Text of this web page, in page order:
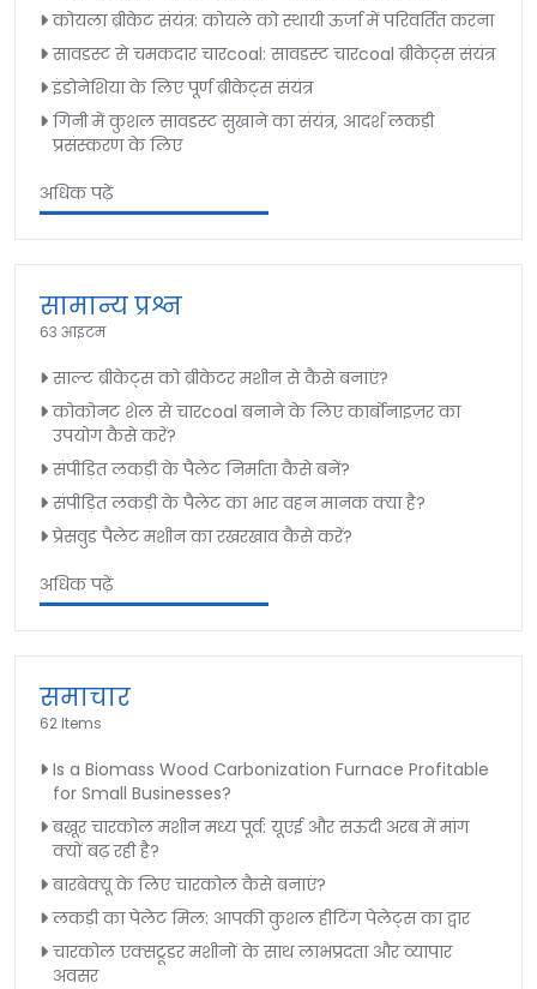
कोयला ब्रीकेट संयंत्र: कोयले को स्थायी ऊर्जा में परिवर्तित करना
सावडस्ट से चमकदार चारcoal: सावडस्ट चारcoal ब्रीकेट्स संयंत्र
इंडोनेशिया के लिए पूर्ण ब्रीकेट्स संयंत्र
गिनी में कुशल सावडस्ट सुखाने का संयंत्र, आदर्श लकड़ी
प्रसंस्करण के लिए
अधिक पढ़ें
सामान्य प्रश्न
63 आइटम
साल्ट ब्रीकेट्स को ब्रीकेटर मशीन से कैसे बनाएं?
कोकोनट शेल से चारcoal बनाने के लिए कार्बोनाइज़र का
उपयोग कैसे करें?
संपीड़ित लकड़ी के पैलेट निर्माता कैसे बनें?
संपीड़ित लकड़ी के पैलेट का भार वहन मानक क्या है?
प्रेसवुड पैलेट मशीन का रखरखाव कैसे करें?
अधिक पढ़ें
समाचार
62 Items
Is a Biomass Wood Carbonization Furnace Profitable
for Small Businesses?
बख़ूर चारकोल मशीन मध्य पूर्व: यूएई और सऊदी अरब में मांग
क्यों बढ़ रही है?
बारबेक्यू के लिए चारकोल कैसे बनाएं?
लकड़ी का पेलेट मिल: आपकी कुशल हीटिंग पेलेट्स का द्वार
चारकोल एक्सट्रूडर मशीनों के साथ लाभप्रदता और व्यापार
अवसर